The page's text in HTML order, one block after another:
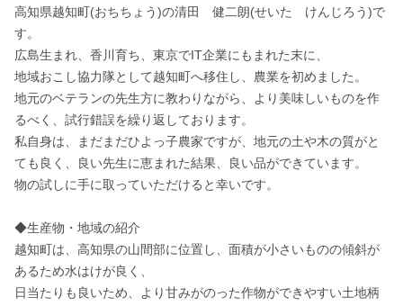
高知県越知町(おちちょう)の清田　健二朗(せいた　けんじろう)で
す。
広島生まれ、香川育ち、東京でIT企業にもまれた末に、
地域おこし協力隊として越知町へ移住し、農業を初めました。
地元のベテランの先生方に教わりながら、より美味しいものを作
るべく、試行錯誤を繰り返しております。
私自身は、まだまだひよっ子農家ですが、地元の土や木の質がと
ても良く、良い先生に恵まれた結果、良い品ができています。
物の試しに手に取っていただけると幸いです。
◆生産物・地域の紹介
越知町は、高知県の山間部に位置し、面積が小さいものの傾斜が
あるため水はけが良く、
日当たりも良いため、より甘みがのった作物ができやすい土地柄